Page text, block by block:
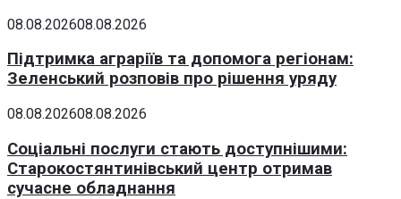
08.08.202608.08.2026
Підтримка аграріїв та допомога регіонам:
Зеленський розповів про рішення уряду
08.08.202608.08.2026
Соціальні послуги стають доступнішими:
Старокостянтинівський центр отримав
сучасне обладнання